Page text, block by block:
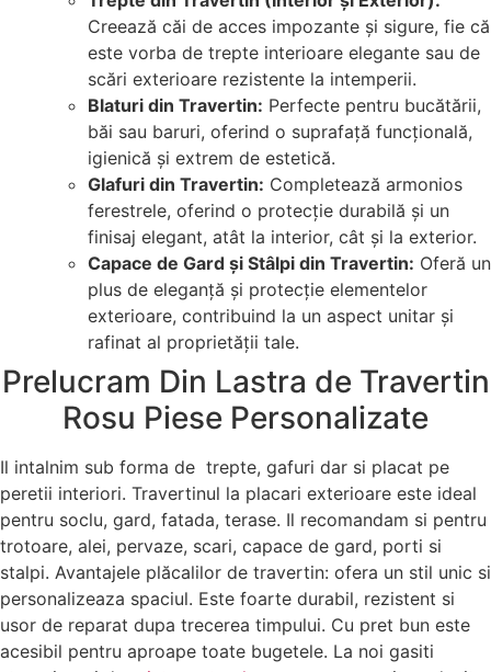
Creează căi de acces impozante și sigure, fie că
este vorba de trepte interioare elegante sau de
scări exterioare rezistente la intemperii.
Blaturi din Travertin: Perfecte pentru bucătării,
băi sau baruri, oferind o suprafață funcțională,
igienică și extrem de estetică.
Glafuri din Travertin: Completează armonios
ferestrele, oferind o protecție durabilă și un
finisaj elegant, atât la interior, cât și la exterior.
Capace de Gard și Stâlpi din Travertin: Oferă un
plus de eleganță și protecție elementelor
exterioare, contribuind la un aspect unitar și
rafinat al proprietății tale.
Prelucram Din Lastra de Travertin
Rosu Piese Personalizate
Il intalnim sub forma de trepte, gafuri dar si placat pe
peretii interiori. Travertinul la placari exterioare este ideal
pentru soclu, gard, fatada, terase. Il recomandam si pentru
trotoare, alei, pervaze, scari, capace de gard, porti si
stalpi. Avantajele plăcalilor de travertin: ofera un stil unic si
personalizeaza spaciul. Este foarte durabil, rezistent si
usor de reparat dupa trecerea timpului. Cu pret bun este
acesibil pentru aproape toate bugetele. La noi gasiti